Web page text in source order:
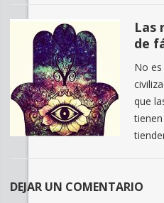
Las
de
No
que
DEJAR UN COMENTARIO